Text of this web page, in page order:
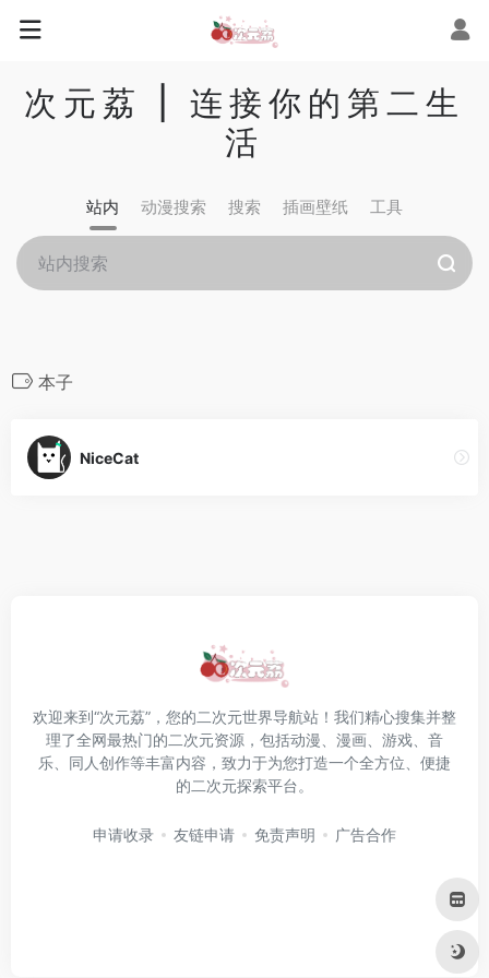
次元荔 | 连接你的第二生
活
站内 动漫搜索 搜索 插画壁纸 工具
本子
NiceCat
欢迎来到“次元荔”，您的二次元世界导航站！我们精心搜集并整
理了全网最热门的二次元资源，包括动漫、漫画、游戏、音
乐、同人创作等丰富内容，致力于为您打造一个全方位、便捷
的二次元探索平台。
申请收录 友链申请 免责声明 广告合作